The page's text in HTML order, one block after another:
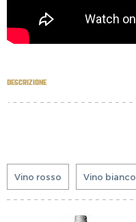
DESCRIZIONE
Vino rosso Vino bianco